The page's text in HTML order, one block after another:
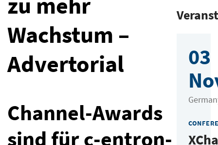
Wachstum –
Advertorial
Channel-Awards
sind für c-entron-
03